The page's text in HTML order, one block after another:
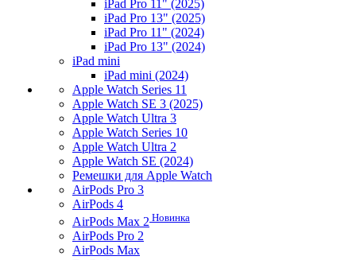
iPad Pro 11" (2025)
iPad Pro 13" (2025)
iPad Pro 11" (2024)
iPad Pro 13" (2024)
iPad mini
iPad mini (2024)
Apple Watch Series 11
Apple Watch SE 3 (2025)
Apple Watch Ultra 3
Apple Watch Series 10
Apple Watch Ultra 2
Apple Watch SE (2024)
Ремешки для Apple Watch
AirPods Pro 3
AirPods 4
AirPods Max 2 Новинка
AirPods Pro 2
AirPods Max